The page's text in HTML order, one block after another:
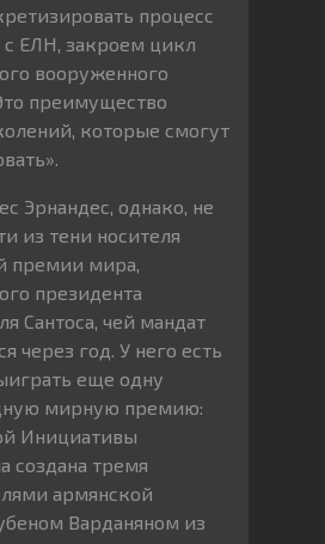
процесс
ЕЛН, закроем цикл
вооруженного
преимущество
которые смогут
Эрнандес, однако, не
из тени носителя
премии мира,
президента
Сантоса, чей мандат
через год. У него есть
еще одну
мирную премию:
Инициативы
создана тремя
армянской
Варданяном из